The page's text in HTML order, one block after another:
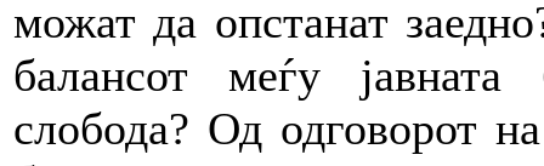
можат да опстанат
балансот меѓу јавната
слобода? Од одговорот